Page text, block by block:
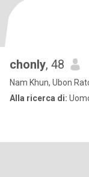
chonly, 48
Nam Khun, Ubon
Alla ricerca di: